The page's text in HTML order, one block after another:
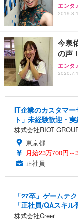
エンタ
今泉
の声！
エンタ
IT企業のカスタマ
ト」未経験歓迎・
株式会社RIOT
東京都
月給23万700円～
正社員
「27卒」ゲームテ
「正社員/QAスキ
株式会社Creer